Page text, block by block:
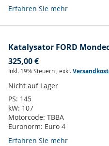
Erfahren Sie mehr
Katalysator FORD
325,00 €
Inkl. 19% Steuern ,exkl.
Nicht auf Lager
PS: 145
kW: 107
Motorcode:TBBA
Euronorm: Euro 4
Erfahren Sie mehr